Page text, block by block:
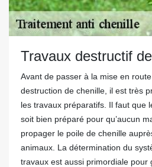
Travaux destructif
Avant de passer à la mise en
destruction de chenille, il est très
les travaux préparatifs. Il faut que
soit bien préparé pour qu’aucun
propager le poile de chenille
animaux. La détermination du
travaux est aussi primordiale pour